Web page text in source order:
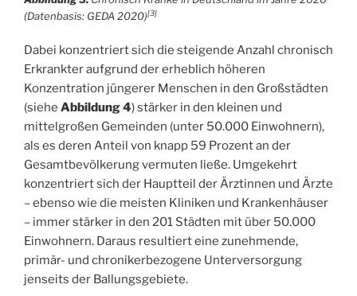
(Datenbasis: GEDA 2020)[3]
Dabei konzentriert sich die steigende Anzahl chronisch
Erkrankter aufgrund der erheblich höheren
Konzentration jüngerer Menschen in den Großstädten
(siehe Abbildung 4) stärker in den kleinen und
mittelgroßen Gemeinden (unter 50.000 Einwohnern),
als es deren Anteil von knapp 59 Prozent an der
Gesamtbevölkerung vermuten ließe. Umgekehrt
konzentriert sich der Hauptteil der Ärztinnen und Ärzte
– ebenso wie die meisten Kliniken und Krankenhäuser
– immer stärker in den 201 Städten mit über 50.000
Einwohnern. Daraus resultiert eine zunehmende,
primär- und chronikerbezogene Unterversorgung
jenseits der Ballungsgebiete.